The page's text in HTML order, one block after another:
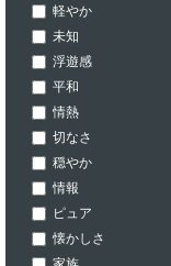
軽やか
未知
浮遊感
平和
情熱
切なさ
穏やか
情報
ピュア
懐かしさ